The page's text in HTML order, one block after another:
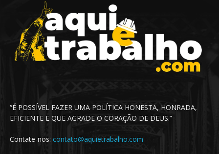
“É POSSÍVEL FAZER UMA POLÍTICA HONESTA, HONRADA,
EFICIENTE E QUE AGRADE O CORAÇÃO DE DEUS.”
Contate-nos: contato@aquietrabalho.com